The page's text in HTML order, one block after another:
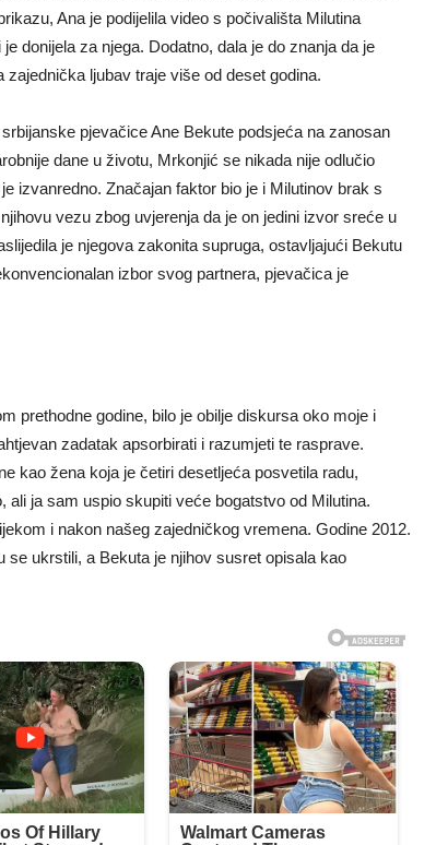
Ana je podijelila video s počivališta Milutina
donijela za njega. Dodatno, dala je do znanja da je
ljubav traje više od deset godina.
pjevačice Ane Bekute podsjeća na zanosan
dane u životu, Mrkonjić se nikada nije odlučio
izvanredno. Značajan faktor bio je i Milutinov brak s
vezu zbog uvjerenja da je on jedini izvor sreće u
je njegova zakonita supruga, ostavljajući Bekutu
izbor svog partnera, pjevačica je
prethodne godine, bilo je obilje diskursa oko moje i
zadatak apsorbirati i razumjeti te rasprave.
kao žena koja je četiri desetljeća posvetila radu,
ja sam uspio skupiti veće bogatstvo od Milutina.
i nakon našeg zajedničkog vremena. Godine 2012.
ukrstili, a Bekuta je njihov susret opisala kao